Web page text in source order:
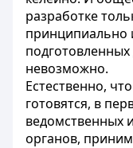
разработке
принципиально
невозможно.
Естественно,
готовятся, в
ведомственных
органов,